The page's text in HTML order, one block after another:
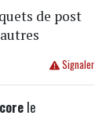
de post
Signaler
le